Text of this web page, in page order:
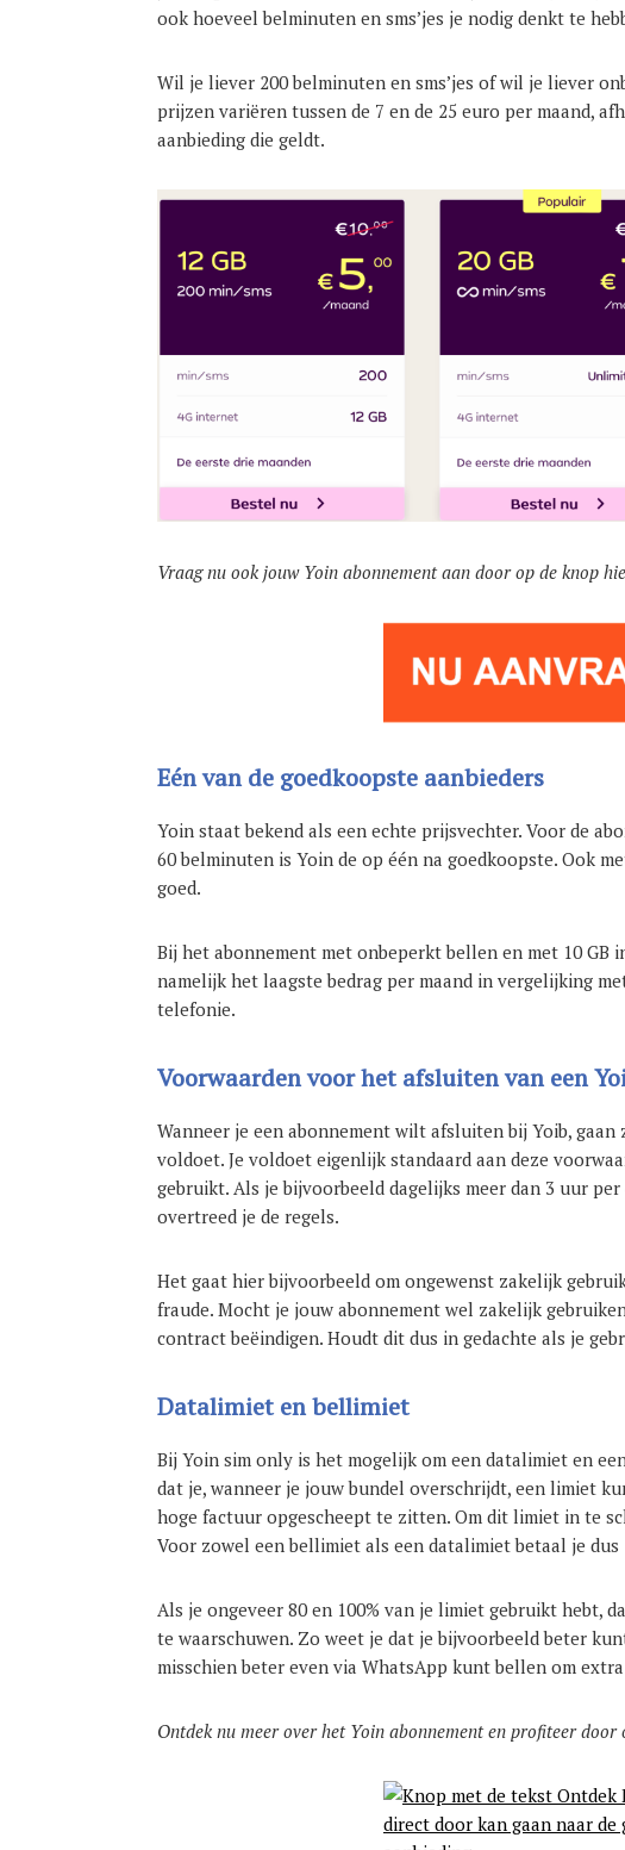
ook hoeveel belminuten en sms’jes je nodig denkt te
Wil je liever 200 belminuten en sms’jes of wil je liever
prijzen variëren tussen de 7 en de 25 euro per maand,
aanbieding die geldt.
Vraag nu ook jouw Yoin abonnement aan door op de knop
Eén van de goedkoopste aanbieders
Yoin staat bekend als een echte prijsvechter. Voor de
60 belminuten is Yoin de op één na goedkoopste. Ook
goed.
Bij het abonnement met onbeperkt bellen en met 10 GB
namelijk het laagste bedrag per maand in vergelijking
telefonie.
Voorwaarden voor het afsluiten van een
Wanneer je een abonnement wilt afsluiten bij Yoib,
voldoet. Je voldoet eigenlijk standaard aan deze
gebruikt. Als je bijvoorbeeld dagelijks meer dan 3 uur
overtreed je de regels.
Het gaat hier bijvoorbeeld om ongewenst zakelijk
fraude. Mocht je jouw abonnement wel zakelijk
contract beëindigen. Houdt dit dus in gedachte als je
Datalimiet en bellimiet
Bij Yoin sim only is het mogelijk om een datalimiet en
dat je, wanneer je jouw bundel overschrijdt, een limiet
hoge factuur opgescheept te zitten. Om dit limiet in te
Voor zowel een bellimiet als een datalimiet betaal je dus
Als je ongeveer 80 en 100% van je limiet gebruikt hebt,
te waarschuwen. Zo weet je dat je bijvoorbeeld beter
misschien beter even via WhatsApp kunt bellen om
Ontdek nu meer over het Yoin abonnement en profiteer